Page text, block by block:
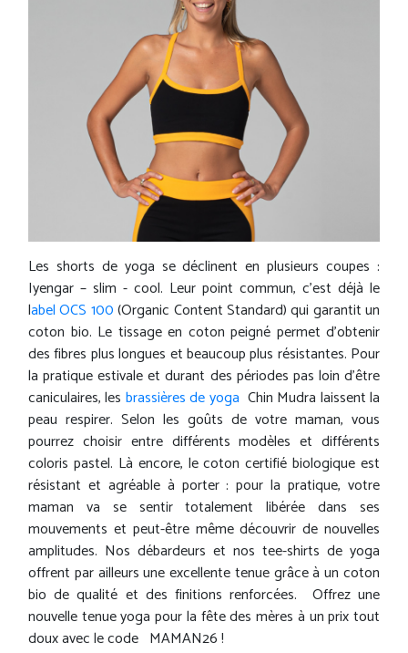
Les shorts de yoga se déclinent en plusieurs coupes :
Iyengar – slim - cool. Leur point commun, c'est déjà le
label OCS 100(Organic Content Standard) qui garantit un
coton bio. Le tissage en coton peigné permet d'obtenir
des fibres plus longues et beaucoup plus résistantes. Pour
la pratique estivale et durant des périodes pas loin d'être
caniculaires, les brassières de yoga Chin Mudra laissent la
peau respirer. Selon les goûts de votre maman, vous
pourrez choisir entre différents modèles et différents
coloris pastel. Là encore, le coton certifié biologique est
résistant et agréable à porter : pour la pratique, votre
maman va se sentir totalement libérée dans ses
mouvements et peut-être même découvrir de nouvelles
amplitudes. Nos débardeurs et nos tee-shirts de yoga
offrent par ailleurs une excellente tenue grâce à un coton
bio de qualité et des finitions renforcées. Offrez une
nouvelle tenue yoga pour la fête des mères à un prix tout
doux avec le code MAMAN26 !